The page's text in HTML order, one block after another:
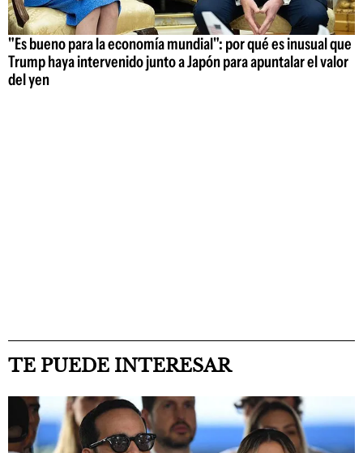
"Es bueno para la economía mundial": por qué es inusual que
Trump haya intervenido junto a Japón para apuntalar el valor
del yen
TE PUEDE INTERESAR